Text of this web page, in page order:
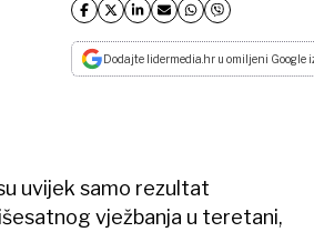
Dodajte lidermedia.hr u omiljeni Google
uvijek samo rezultat
vježbanja u teretani,